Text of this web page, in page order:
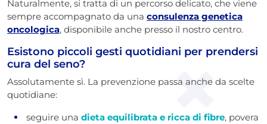
Naturalmente, si tratta di un percorso delicato, che viene
sempre accompagnato da una consulenza genetica
oncologica, disponibile anche presso il nostro centro.
Esistono piccoli gesti quotidiani per prendersi
cura del seno?
Assolutamente sì. La prevenzione passa anche da scelte
quotidiane:
seguire una dieta equilibrata e ricca di fibre, povera